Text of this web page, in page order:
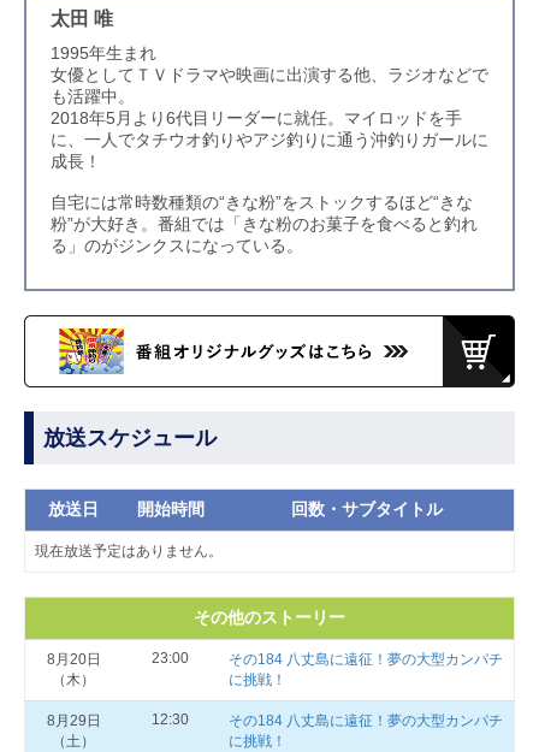
太田 唯
1995年生まれ
女優としてＴＶドラマや映画に出演する他、ラジオなどで
も活躍中。
2018年5月より6代目リーダーに就任。マイロッドを手
に、一人でタチウオ釣りやアジ釣りに通う沖釣りガールに
成長！
自宅には常時数種類の“きな粉”をストックするほど“きな
粉”が大好き。番組では「きな粉のお菓子を食べると釣れ
る」のがジンクスになっている。
放送スケジュール
放送日 開始時間 回数・サブタイトル
現在放送予定はありません。
その他のストーリー
8月20日
（木）
23:00
その184 八丈島に遠征！夢の大型カンパチ
に挑戦！
8月29日
（土）
12:30
その184 八丈島に遠征！夢の大型カンパチ
に挑戦！